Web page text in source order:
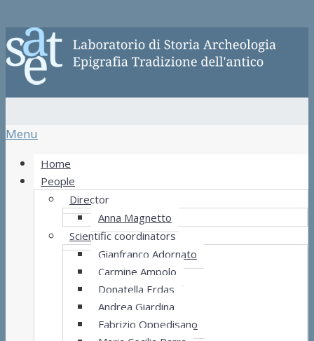
Menu
Home
People
Director
Anna Magnetto
Scientific coordinators
Gianfranco Adornato
Carmine Ampolo
Donatella Erdas
Andrea Giardina
Fabrizio Oppedisano